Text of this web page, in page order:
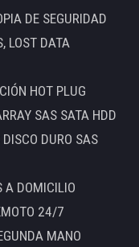
DE SEGURIDAD
LOST DATA
HOT PLUG
SAS SATA HDD
DURO SAS
A DOMICILIO
24/7
MANO